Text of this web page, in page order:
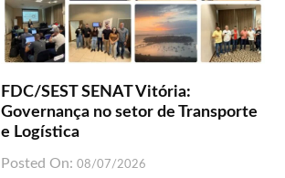
FDC/SEST SENAT Vitória:
Governança no setor de Transporte
e Logística
Posted On:08/07/2026